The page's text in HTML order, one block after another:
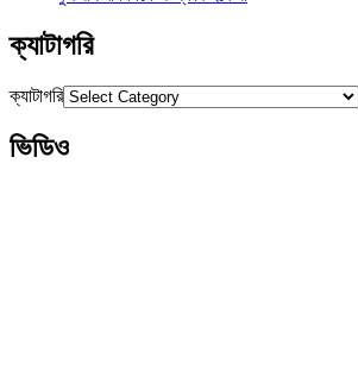
ক্যাটাগরি
ক্যাটাগরি
ভিডিও